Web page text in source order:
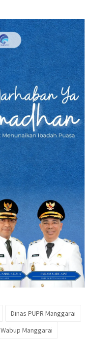
Dinas PUPR Manggarai
Wabup Manggarai